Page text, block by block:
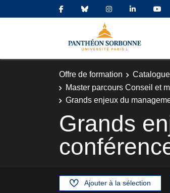
Offre de formation
Master parcours Conseil et
Grands enjeux du
Grands
Ajouter à la sélection